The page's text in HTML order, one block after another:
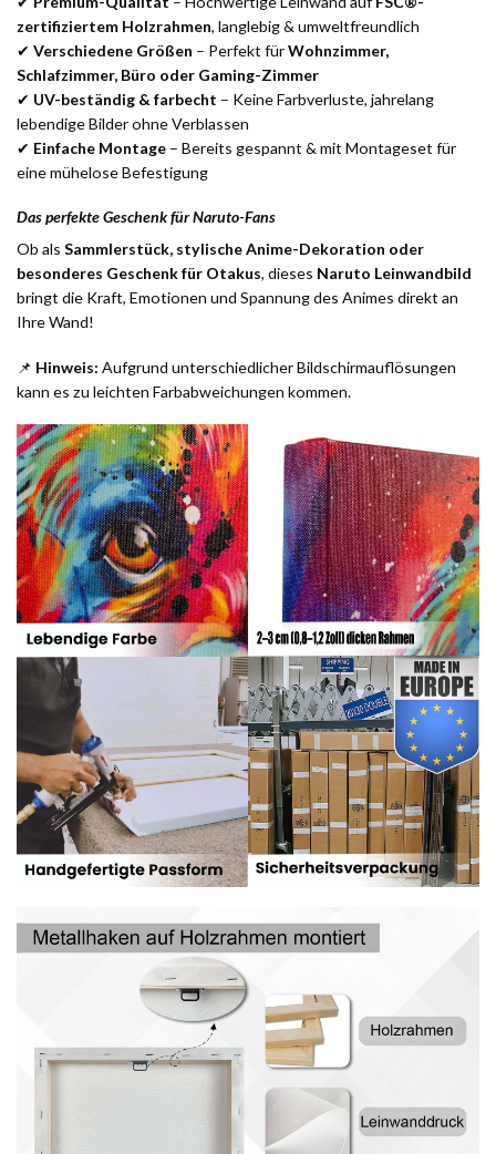
zertifiziertem Holzrahmen, langlebig & umweltfreundlich
✔ Verschiedene Größen – Perfekt fürWohnzimmer,
Schlafzimmer, Büro oder Gaming-Zimmer
✔ UV-beständig & farbecht – Keine Farbverluste, jahrelang
lebendige Bilder ohne Verblassen
✔ Einfache Montage – Bereits gespannt & mit Montageset für
eine mühelose Befestigung
Das perfekte Geschenk für Naruto-Fans
Ob als Sammlerstück, stylische Anime-Dekoration oder
besonderes Geschenk für Otakus, dieses Naruto Leinwandbild
bringt die Kraft, Emotionen und Spannung des Animes direkt an
Ihre Wand!
📌 Hinweis: Aufgrund unterschiedlicher Bildschirmauflösungen
kann es zu leichten Farbabweichungen kommen.